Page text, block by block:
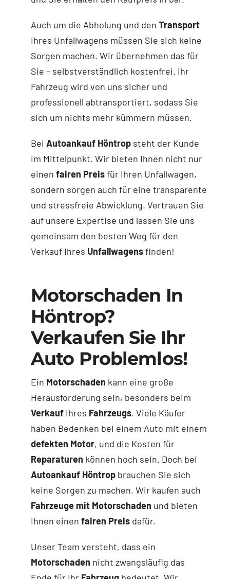
Auch um die Abholung und den Transport
Ihres Unfallwagens müssen Sie sich keine
Sorgen machen. Wir übernehmen das für
Sie – selbstverständlich kostenfrei. Ihr
Fahrzeug wird von uns sicher und
professionell abtransportiert, sodass Sie
sich um nichts mehr kümmern müssen.
Bei Autoankauf Höntrop steht der Kunde
im Mittelpunkt. Wir bieten Ihnen nicht nur
einen fairen Preisfür Ihren Unfallwagen,
sondern sorgen auch für eine transparente
und stressfreie Abwicklung. Vertrauen Sie
auf unsere Expertise und lassen Sie uns
gemeinsam den besten Weg für den
Verkauf Ihres Unfallwagensfinden!
Motorschaden In
Höntrop?
Verkaufen Sie Ihr
Auto Problemlos!
Ein Motorschaden kann eine große
Herausforderung sein, besonders beim
VerkaufIhres Fahrzeugs. Viele Käufer
haben Bedenken bei einem Auto mit einem
defekten Motor, und die Kosten für
Reparaturen können hoch sein. Doch bei
Autoankauf Höntrop brauchen Sie sich
keine Sorgen zu machen. Wir kaufen auch
Fahrzeuge mit Motorschaden und bieten
Ihnen einen fairen Preisdafür.
Unser Team versteht, dass ein
Motorschaden nicht zwangsläufig das